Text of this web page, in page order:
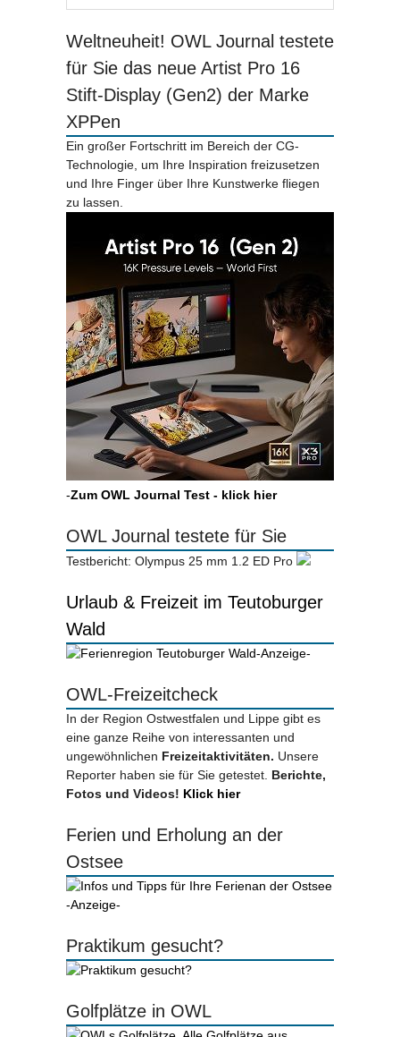
Weltneuheit! OWL Journal testete
für Sie das neue Artist Pro 16
Stift-Display (Gen2) der Marke
XPPen
Ein großer Fortschritt im Bereich der CG-
Technologie, um Ihre Inspiration freizusetzen
und Ihre Finger über Ihre Kunstwerke fliegen
zu lassen.
-Zum OWL Journal Test - klick hier
OWL Journal testete für Sie
Testbericht: Olympus 25 mm 1.2 ED Pro
Urlaub & Freizeit im Teutoburger
Wald
-Anzeige-
OWL-Freizeitcheck
In der Region Ostwestfalen und Lippe gibt es
eine ganze Reihe von interessanten und
ungewöhnlichen Freizeitaktivitäten. Unsere
Reporter haben sie für Sie getestet. Berichte,
Fotos und Videos! Klick hier
Ferien und Erholung an der
Ostsee
-Anzeige-
Praktikum gesucht?
Golfplätze in OWL